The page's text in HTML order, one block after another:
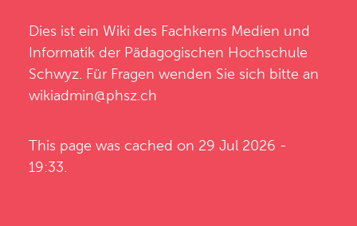
Dies ist ein Wiki des Fachkerns Medien und
Informatik der Pädagogischen Hochschule
Schwyz . Für Fragen wenden Sie sich bitte an
wikiadmin@phsz.ch
This page was cached on 29 Jul 2026 -
19:33.